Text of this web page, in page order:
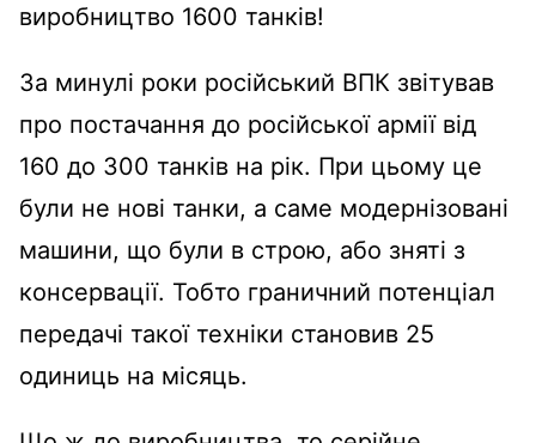
виробництво 1600 танків!
За минулі роки російський ВПК звітував
про постачання до російської армії від
160 до 300 танків на рік. При цьому це
були не нові танки, а саме модернізовані
машини, що були в строю, або зняті з
консервації. Тобто граничний потенціал
передачі такої техніки становив 25
одиниць на місяць.